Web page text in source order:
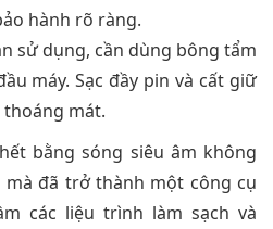
hành rõ ràng.
sử dụng, cần dùng bông tẩm
máy. Sạc đầy pin và cất giữ
mát.
bằng sóng siêu âm không
đã trở thành một công cụ
các liệu trình làm sạch và